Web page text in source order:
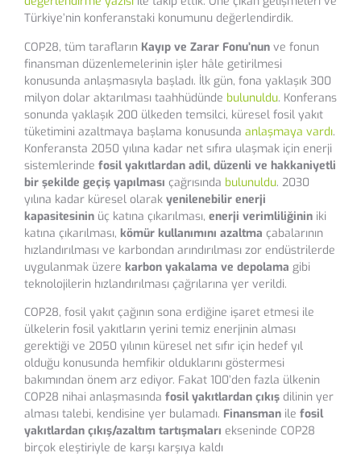
Türkiye’nin konferanstaki konumunu değerlendirdik.
COP28, tüm tarafların Kayıp ve Zarar Fonu’nun ve fonun
finansman düzenlemelerinin işler hâle getirilmesi
konusunda anlaşmasıyla başladı. İlk gün, fona yaklaşık 300
milyon dolar aktarılması taahhüdünde bulunuldu. Konferans
sonunda yaklaşık 200 ülkeden temsilci, küresel fosil yakıt
tüketimini azaltmaya başlama konusunda anlaşmaya vardı.
Konferansta 2050 yılına kadar net sıfıra ulaşmak için enerji
sistemlerinde fosil yakıtlardan adil, düzenli ve hakkaniyetli
bir şekilde geçiş yapılması çağrısında bulunuldu. 2030
yılına kadar küresel olarak yenilenebilir enerji
kapasitesinin üç katına çıkarılması, enerji verimliliğinin iki
katına çıkarılması, kömür kullanımını azaltma çabalarının
hızlandırılması ve karbondan arındırılması zor endüstrilerde
uygulanmak üzere karbon yakalama ve depolama gibi
teknolojilerin hızlandırılması çağrılarına yer verildi.
COP28, fosil yakıt çağının sona erdiğine işaret etmesi ile
ülkelerin fosil yakıtların yerini temiz enerjinin alması
gerektiği ve 2050 yılının küresel net sıfır için hedef yıl
olduğu konusunda hemfikir olduklarını göstermesi
bakımından önem arz ediyor. Fakat 100’den fazla ülkenin
COP28 nihai anlaşmasında fosil yakıtlardan çıkış dilinin yer
alması talebi, kendisine yer bulamadı. Finansman ile fosil
yakıtlardan çıkış/azaltım tartışmaları ekseninde COP28
birçok eleştiriyle de karşı karşıya kaldı